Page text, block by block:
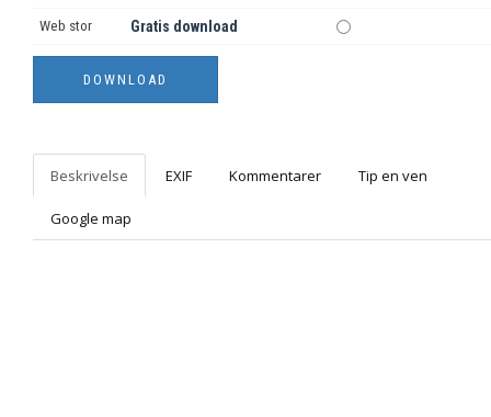
Web stor Gratis download
Beskrivelse EXIF Kommentarer Tip en ven
Google map